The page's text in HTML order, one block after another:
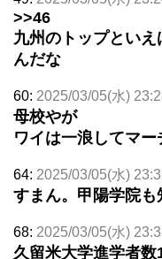
>>46
九州のトップとい
んだな
60: 2025/03/05(水)
母校やが
ワイは一浪してマー
64: 2025/03/05(水)
すまん。甲陽学院も
68: 2025/03/05(水)
久留米大学進学者数